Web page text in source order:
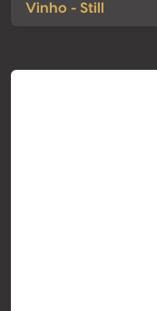
Vinho - Still